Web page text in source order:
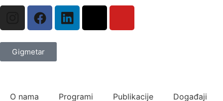
Gigmetar
O nama Programi Publikacije Događaji